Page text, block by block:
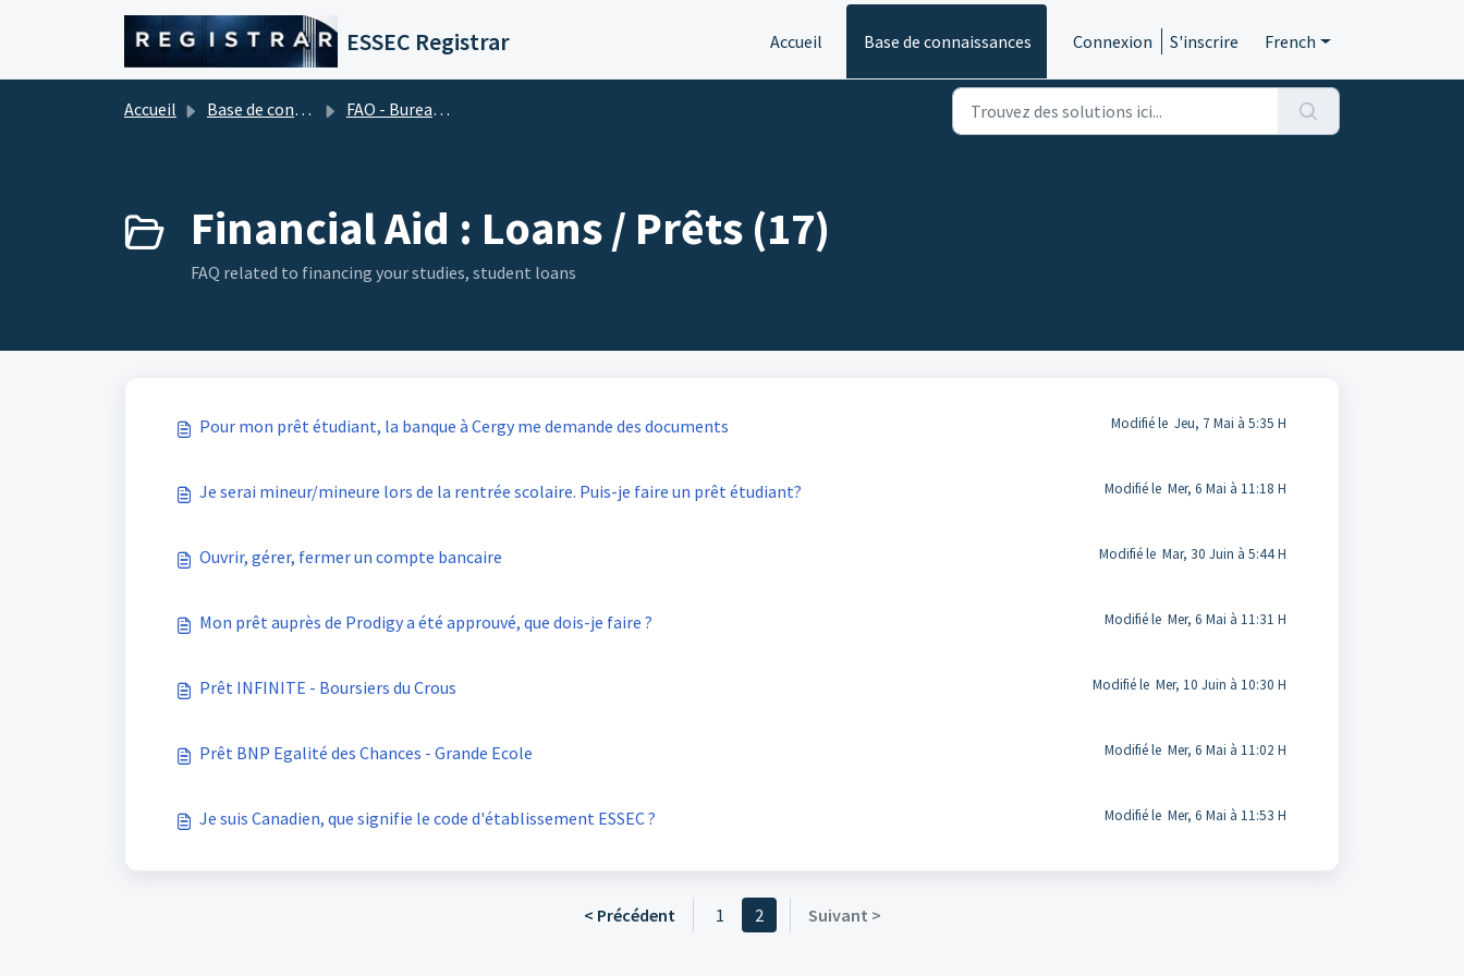
Passer au contenu principal
ESSEC Registrar Accueil Base de connaissances Connexion S'inscrire French
Accueil Base de connaissances FAO - Bureau d'aide financière (Frais de scolarité)
Financial Aid : Loans / Prêts (17)
FAQ related to financing your studies, student loans
Pour mon prêt étudiant, la banque à Cergy me demande des documents Modifié le Jeu, 7 Mai à 5:35 H
Je serai mineur/mineure lors de la rentrée scolaire. Puis-je faire un prêt étudiant? Modifié le Mer, 6 Mai à 11:18 H
Ouvrir, gérer, fermer un compte bancaire Modifié le Mar, 30 Juin à 5:44 H
Mon prêt auprès de Prodigy a été approuvé, que dois-je faire ? Modifié le Mer, 6 Mai à 11:31 H
Prêt INFINITE - Boursiers du Crous Modifié le Mer, 10 Juin à 10:30 H
Prêt BNP Egalité des Chances - Grande Ecole Modifié le Mer, 6 Mai à 11:02 H
Je suis Canadien, que signifie le code d'établissement ESSEC ? Modifié le Mer, 6 Mai à 11:53 H
< Précédent 1 2 Suivant >